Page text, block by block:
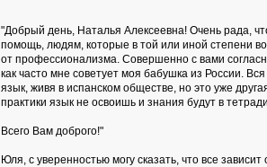
"Добрый день, Наталья Алексеевна! Очень рада,
помощь, людям, которые в той или иной степени
от профессионализма. Совершенно с вами
как часто мне советует моя бабушка из России.
язык, живя в испанском обществе, но это уже
практики язык не освоишь и знания будут в
Всего Вам доброго!"
Юля, с уверенностью могу сказать, что все